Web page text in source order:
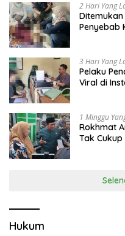
2 Hari Yang
Ditemukan
Penyebab
3 Hari Yang
Pelaku
Viral di
1 Minggu
Rokhmat
Tak
Hukum